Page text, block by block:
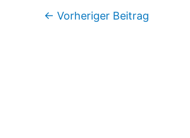
← Vorheriger Beitrag